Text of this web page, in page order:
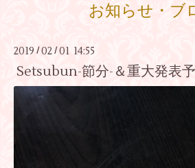
お知らせ・ブ
2019 /02 /01 14:55
Setsubun-節分-＆重大発表